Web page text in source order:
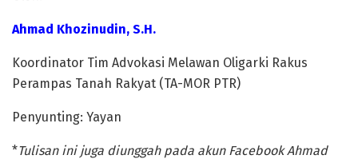
Ahmad Khozinudin, S.H.
Koordinator Tim Advokasi Melawan Oligarki Rakus
Perampas Tanah Rakyat (TA-MOR PTR)
Penyunting: Yayan
*Tulisan ini juga diunggah pada akun Facebook Ahmad